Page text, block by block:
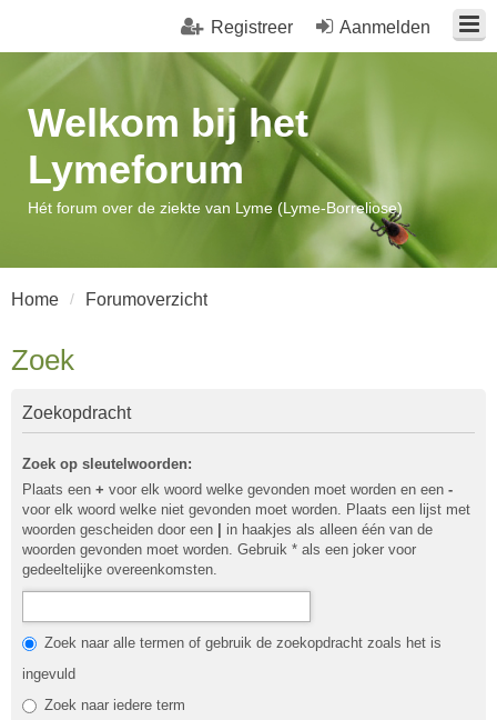
Aanmelden
Registreer
Welkom bij het
Lymeforum
Hét forum over de ziekte van Lyme (Lyme-Borreliose)
Home Forumoverzicht
Zoek
Zoekopdracht
Zoek op sleutelwoorden:
Plaats een + voor elk woord welke gevonden moet worden en een -
voor elk woord welke niet gevonden moet worden. Plaats een lijst met
woorden gescheiden door een
in haakjes als alleen één van de
woorden gevonden moet worden. Gebruik * als een joker voor
gedeeltelijke overeenkomsten.
Zoek naar alle termen of gebruik de zoekopdracht zoals het is
ingevuld
Zoek naar iedere term